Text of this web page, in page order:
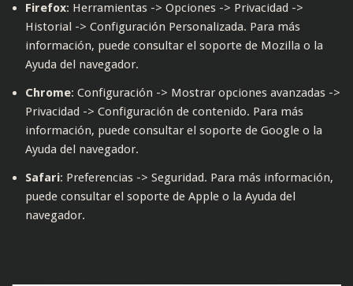
Firefox: Herramientas -> Opciones -> Privacidad ->
Historial -> Configuración Personalizada. Para más
información, puede consultar el soporte de Mozilla o la
Ayuda del navegador.
Chrome: Configuración -> Mostrar opciones avanzadas ->
Privacidad -> Configuración de contenido. Para más
información, puede consultar el soporte de Google o la
Ayuda del navegador.
Safari: Preferencias -> Seguridad. Para más información,
puede consultar el soporte de Apple o la Ayuda del
navegador.